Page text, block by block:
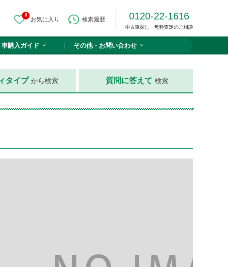
0
お気に入り 検索履歴 0120-22-1616
中古車探し・無料査定のご相談
車購入ガイド その他・ お問い合わせ
タイプ から検索 質問に答えて 検索